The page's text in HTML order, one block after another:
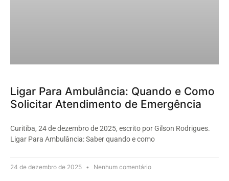
Ligar Para Ambulância: Quando e Como
Solicitar Atendimento de Emergência
Curitiba, 24 de dezembro de 2025, escrito por Gilson Rodrigues.
Ligar Para Ambulância: Saber quando e como
24 de dezembro de 2025 Nenhum comentário